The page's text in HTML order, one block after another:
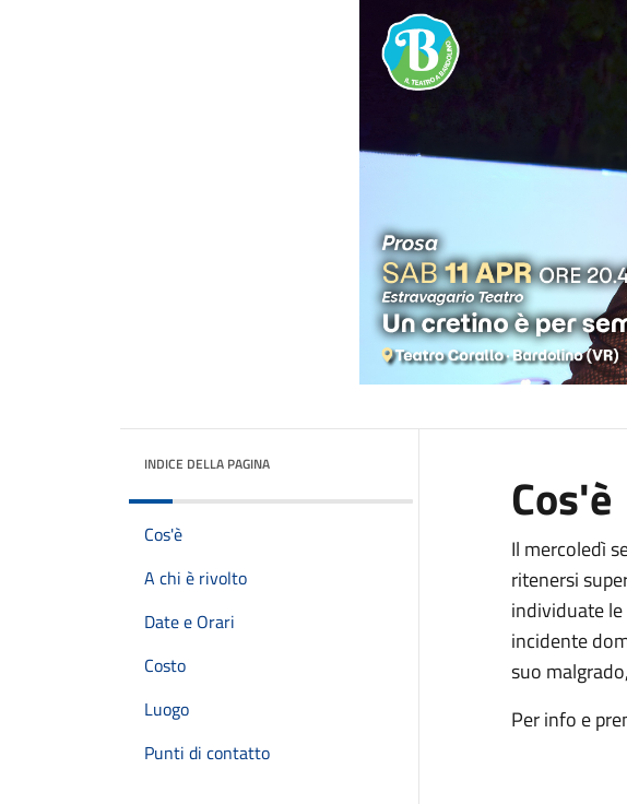
INDICE DELLA PAGINA
Cos'è
A chi è rivolto
Date e Orari
Costo
Luogo
Punti di contatto
Cos'è
Il mercoledì
ritenersi
individuate
incidente
suo
Per info e